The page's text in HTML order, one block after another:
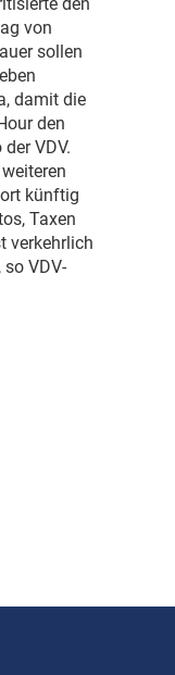
von
sollen
damit die
den
VDV.
künftig
Taxen
verkehrlich
VDV-